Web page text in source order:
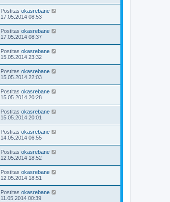
Postitas okasrebane
17.05.2014 08:53
Postitas okasrebane
17.05.2014 08:37
Postitas okasrebane
15.05.2014 23:32
Postitas okasrebane
15.05.2014 22:03
Postitas okasrebane
15.05.2014 20:28
Postitas okasrebane
15.05.2014 20:01
Postitas okasrebane
14.05.2014 06:55
Postitas okasrebane
12.05.2014 18:52
Postitas okasrebane
12.05.2014 18:51
Postitas okasrebane
11.05.2014 00:39